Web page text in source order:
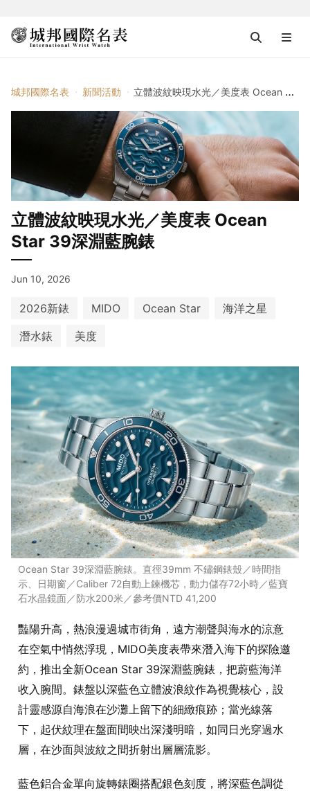
城邦國際名表 新聞活動 立體波紋映現水光／美度表 Ocean Star 39深淵藍腕錶
立體波紋映現水光／美度表 Ocean
Star 39深淵藍腕錶
Jun 10, 2026
2026新錶 MIDO Ocean Star
海洋之星
潛水錶
美度
Ocean Star 39深淵藍腕錶。直徑39mm 不鏽鋼錶殼／時間指
示、日期窗／Caliber 72自動上鍊機芯，動力儲存72小時／藍寶
石水晶鏡面／防水200米／參考價NTD 41,200
豔陽升高，熱浪漫過城市街角，遠方潮聲與海水的涼意
在空氣中悄然浮現，MIDO美度表帶來潛入海下的探險邀
約，推出全新Ocean Star 39深淵藍腕錶，把蔚藍海洋
收入腕間。錶盤以深藍色立體波浪紋作為視覺核心，設
計靈感源自海浪在沙灘上留下的細緻痕跡；當光線落
下，起伏紋理在盤面間映出深淺明暗，如同日光穿過水
層，在沙面與波紋之間折射出層層流影。
藍色鋁合金單向旋轉錶圈搭配銀色刻度，將深藍色調從